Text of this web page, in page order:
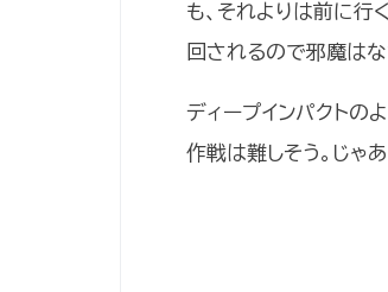
も、それよりは前に行
回されるので邪魔はな
ディープインパクトの
作戦は難しそう。じゃ